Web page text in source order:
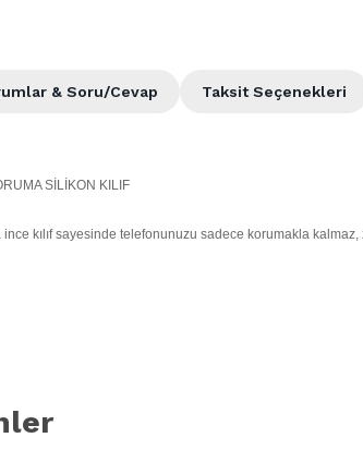
Taksit Seçenekleri
& Soru/Cevap
SİLİKON KILIF
kılıf sayesinde telefonunuzu sadece korumakla kalmaz,
taşırken rahatsızlık vermez.